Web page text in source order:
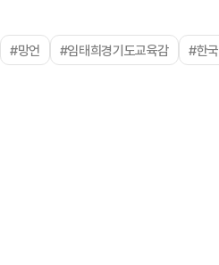
#망언 #임태희경기도교육감 #한